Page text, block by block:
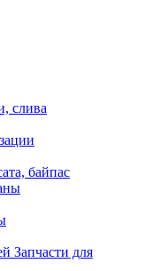
слива
байпас
Запчасти для